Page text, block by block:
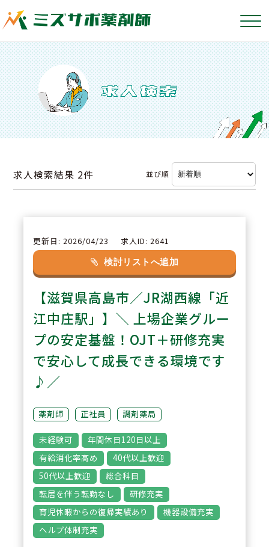
求人検索結果 2件 並び順
更新日: 2026/04/23 求人ID: 2641
検討リストへ追加
【滋賀県高島市／JR湖西線「近
江中庄駅」】＼ 上場企業グルー
プの安定基盤！OJT＋研修充実
で安心して成長できる環境です
♪／
薬剤師 正社員 調剤薬局
未経験可
年間休日120日以上
有給消化率高め
40代以上歓迎
50代以上歓迎
総合科目
転居を伴う転勤なし
研修充実
育児休暇からの復帰実績あり
機器設備充実
ヘルプ体制充実